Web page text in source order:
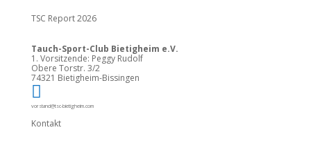
TSC Report 2026
Tauch-Sport-Club Bietigheim e.V.
1. Vorsitzende: Peggy Rudolf
Obere Torstr. 3/2
74321 Bietigheim-Bissingen

vorstand@tsc-bietigheim.com
Kontakt